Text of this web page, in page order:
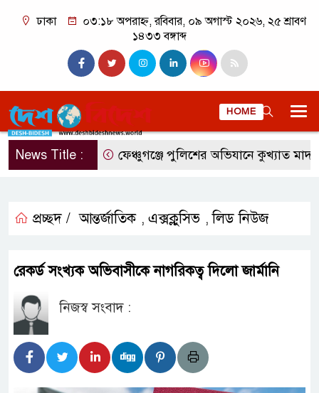
ঢাকা
০৩:১৮ অপরাহ্ন, রবিবার, ০৯ অগাস্ট ২০২৬, ২৫ শ্রাবণ
১৪৩৩ বঙ্গাব্দ
HOME
News Title : ফেঞ্চুগঞ্জে পুলিশের অভিযানে কুখ্যাত মাদক
প্রচ্ছদ / আন্তর্জাতিক , এক্সক্লুসিভ ,লিড নিউজ
রেকর্ড সংখ্যক অভিবাসীকে নাগরিকত্ব দিলো জার্মানি
নিজস্ব সংবাদ :